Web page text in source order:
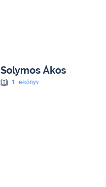
Solymos Ákos
1 e-könyv